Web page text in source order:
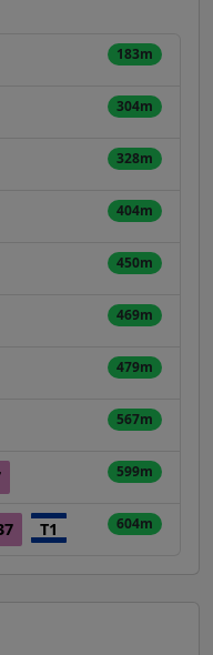
183m
304m
328m
404m
450m
469m
479m
567m
599m
T1 604m